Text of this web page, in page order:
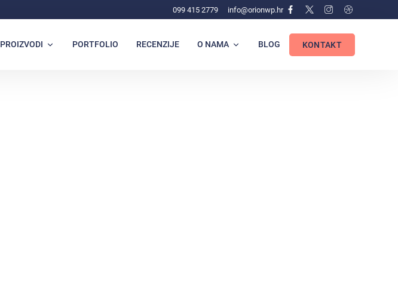
099 415 2779 info@orionwp.hr
PROIZVODI PORTFOLIO RECENZIJE O NAMA BLOG KONTAKT